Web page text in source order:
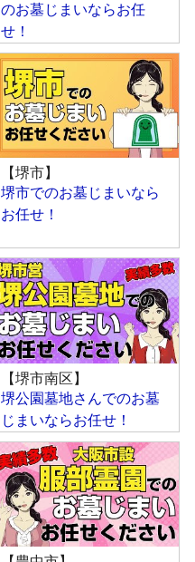
のお墓じまいならお任
せ！
【堺市】
堺市でのお墓じまいなら
お任せ！
【堺市南区】
堺公園墓地さんでのお墓
じまいならお任せ！